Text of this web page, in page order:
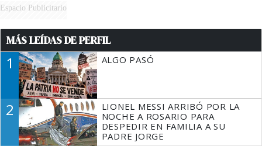
Espacio Publicitario
MÁS LEÍDAS DE PERFIL
1 ALGO PASÓ
2
LIONEL MESSI ARRIBÓ POR LA
NOCHE A ROSARIO PARA
DESPEDIR EN FAMILIA A SU
PADRE JORGE